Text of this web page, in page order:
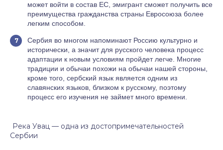
может войти в состав ЕС, эмигрант сможет получить все
преимущества гражданства страны Евросоюза более
легким способом.
Сербия во многом напоминают Россию культурно и
исторически, а значит для русского человека процесс
адаптации к новым условиям пройдет легче. Многие
традиции и обычаи похожи на обычаи нашей стороны,
кроме того, сербский язык является одним из
славянских языков, близком к русскому, поэтому
процесс его изучения не займет много времени.
Река Увац — одна из достопримечательностей
Сербии